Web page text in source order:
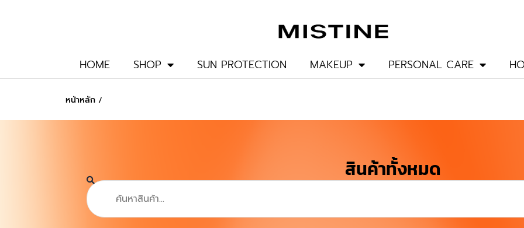
HOME SHOP SUN PROTECTION MAKEUP PERSONAL CARE
หน้าหลัก /
สินค้าทั้งหมด
Search